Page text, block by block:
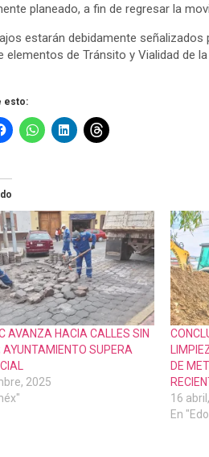
planeado, a fin de regresar la
estarán debidamente
elementos de Tránsito y Vialidad de
esto:
AVANZA HACIA CALLES SIN
AYUNTAMIENTO SUPERA
2025
DE
16
En